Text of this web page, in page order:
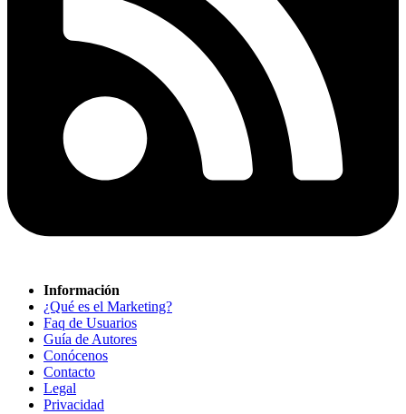
Información
¿Qué es el Marketing?
Faq de Usuarios
Guía de Autores
Conócenos
Contacto
Legal
Privacidad